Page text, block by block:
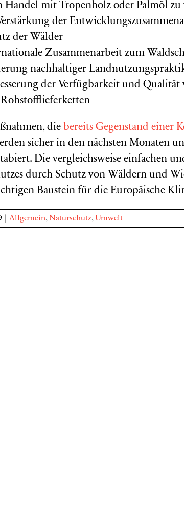
Handel mit Tropenholz oder Palmöl zu
der
der Wälder
Zusammenarbeit zum
nachhaltiger
der Verfügbarkeit und
die bereits Gegenstand einer
sicher in den nächsten Monaten
Die vergleichsweise einfachen
durch Schutz von Wäldern und
Baustein für die Europäische
Allgemein, Naturschutz, Umwelt